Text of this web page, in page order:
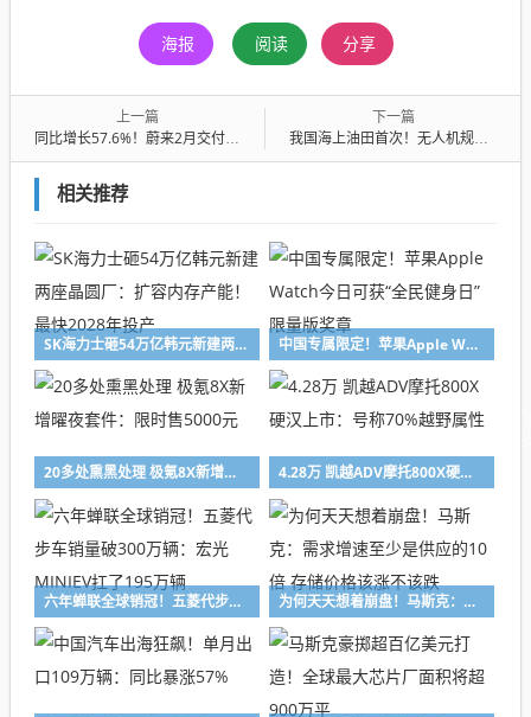
海报 阅读 分享
上一篇
同比增长57.6%！蔚来2月交付新车20797台：全新ES8交付破7万
下一篇
我国海上油田首次！无人机规模化作业落地北部湾
相关推荐
SK海力士砸54万亿韩元新建两座晶圆厂：扩容内存产能！最快2028年投产 中国专属限定！苹果Apple Watch今日可获“全民健身日”限量版奖章
20多处熏黑处理 极氪8X新增曜夜套件：限时售5000元 4.28万 凯越ADV摩托800X硬汉上市：号称70%越野属性
六年蝉联全球销冠！五菱代步车销量破300万辆：宏光MINIEV扛了195万辆 为何天天想着崩盘！马斯克：需求增速至少是供应的10倍 存储价格该涨不该跌